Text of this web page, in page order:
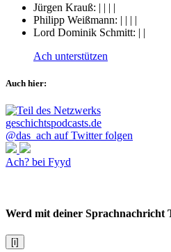
Jürgen Krauß: | | | |
Philipp Weißmann: | | | |
Lord Dominik Schmitt: | |
Ach unterstützen
Auch hier:
@das_ach auf Twitter folgen
Ach? bei Fyyd
Werd mit deiner Sprachnachricht
[i]